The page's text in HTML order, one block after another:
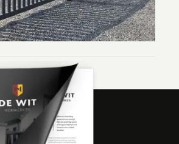
1 2 3 4